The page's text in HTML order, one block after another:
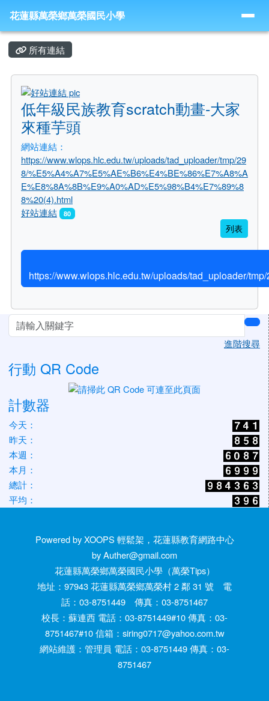
花蓮縣萬榮鄉萬榮國民小學
導覽列
花蓮縣萬榮鄉萬榮國民小學
主內容區域
所有連結
title:好站連結
低年級民族教育scratch動畫-大家
來種芋頭
網站連結：
https://www.wlops.hlc.edu.tw/uploads/tad_uploader/tmp/29
8/%E5%A4%A7%E5%AE%B6%E4%BE%86%E7%A8%A
E%E8%8A%8B%E9%A0%AD%E5%98%B4%E7%89%8
8%20(4).html
好站連結
80
列表
https://www.wlops.hlc.edu.tw/uploads/tad_uploader/
左邊區域內容
進階搜尋
行動 QR Code
計數器
今天：
昨天：
本週：
本月：
總計：
平均：
頁尾區域
Powered by XOOPS 輕鬆架，花蓮縣教育網路中心
by Auther@gmail.com
花蓮縣萬榮鄉萬榮國民小學（萬榮Tips）
地址：97943 花蓮縣萬榮鄉萬榮村 2 鄰 31 號 電
話：03-8751449 傳真：03-8751467
校長：蘇連西 電話：03-8751449#10 傳真：03-
8751467#10 信箱：siring0717@yahoo.com.tw
網站維護：管理員 電話：03-8751449 傳真：03-
8751467